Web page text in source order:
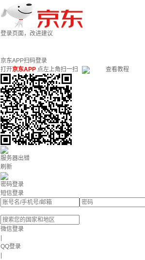
登录页面，改进建议
京东APP扫码登录
打开京东APP 点左上角扫一扫 查看教程
服务器出错
刷新
密码登录
短信登录
微信登录
QQ登录